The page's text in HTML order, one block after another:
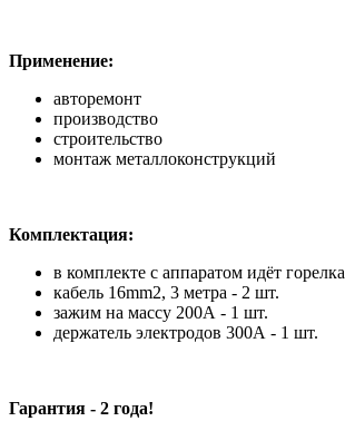
Применение:
авторемонт
производство
строительство
монтаж металлоконструкций
Комплектация:
в комплекте с аппаратом идёт горелка
кабель 16mm2, 3 метра - 2 шт.
зажим на массу 200А - 1 шт.
держатель электродов 300А - 1 шт.
Гарантия - 2 года!